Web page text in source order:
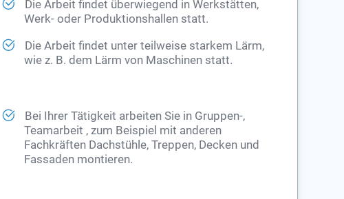
Die Arbeit findet überwiegend in Werkstätten,
Werk- oder Produktionshallen statt.
Die Arbeit findet unter teilweise starkem Lärm,
wie z. B. dem Lärm von Maschinen statt.
Bei Ihrer Tätigkeit arbeiten Sie in Gruppen-,
Teamarbeit , zum Beispiel mit anderen
Fachkräften Dachstühle, Treppen, Decken und
Fassaden montieren.